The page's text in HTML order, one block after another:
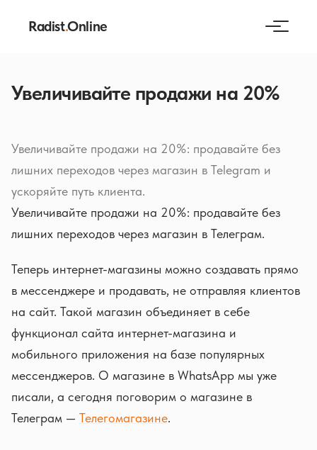
Radist.Online
Увеличивайте продажи на 20%
Увеличивайте продажи на 20%: продавайте без
лишних переходов через магазин в Telegram и
ускоряйте путь клиента.
Увеличивайте продажи на 20%: продавайте без
лишних переходов через магазин в Телеграм.
Теперь интернет-магазины можно создавать прямо
в мессенджере и продавать, не отправляя клиентов
на сайт. Такой магазин объединяет в себе
функционал сайта интернет-магазина и
мобильного приложения на базе популярных
мессенджеров. О магазине в WhatsApp мы уже
писали, а сегодня поговорим о магазине в
Телеграм — Телегомагазине.